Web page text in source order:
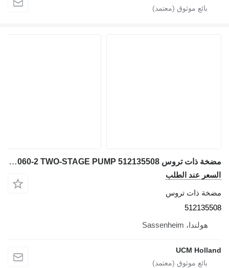
مضخة ذات تروس Liebherr LTM 1060-2 TWO-STAGE PUMP 512135508 لـ شاحنة رافعة
السعر عند الطلب
مضخة ذات تروس
512135508
هولندا، Sassenheim
UCM Holland